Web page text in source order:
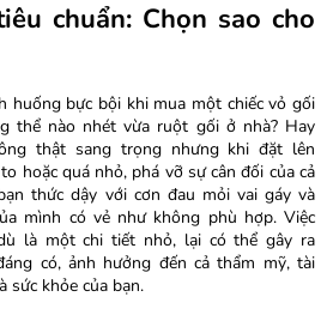
chuẩn: Chọn sao cho
huống bực bội khi mua một chiếc vỏ gối
thể nào nhét vừa ruột gối ở nhà? Hay
thật sang trọng nhưng khi đặt lên
hoặc quá nhỏ, phá vỡ sự cân đối của cả
thức dậy với cơn đau mỏi vai gáy và
mình có vẻ như không phù hợp. Việc
là một chi tiết nhỏ, lại có thể gây ra
có, ảnh hưởng đến cả thẩm mỹ, tài
sức khỏe của bạn.